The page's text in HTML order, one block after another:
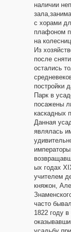
наличии
с хорами
плафоном
на
Из
после
остались
постройки
Парк в
посажены
каскадных
Данная
являлась
ых годах
учителем
княжон,
часто
1822 году